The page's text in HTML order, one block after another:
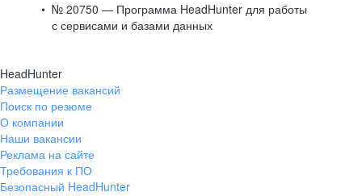
№ 20750 — Программа HeadHunter для работы
с сервисами и базами данных
HeadHunter
Размещение вакансий
Поиск по резюме
О компании
Наши вакансии
Реклама на сайте
Требования к ПО
Безопасный HeadHunter